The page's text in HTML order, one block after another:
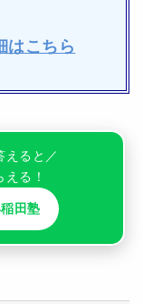
はこちら
えると／
る！
田塾